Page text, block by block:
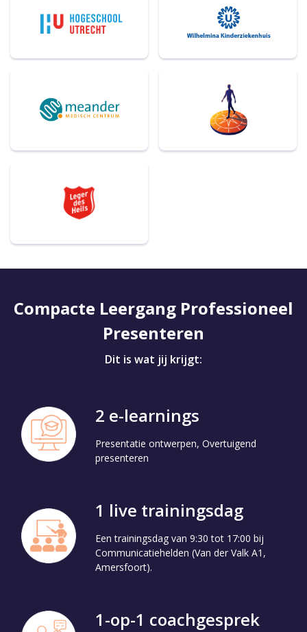
Compacte Leergang Professioneel
Presenteren
Dit is wat jij krijgt:
2 e-learnings
Presentatie ontwerpen, Overtuigend
presenteren
1 live trainingsdag
Een trainingsdag van 9:30 tot 17:00 bij
Communicatiehelden (Van der Valk A1,
Amersfoort).
1-op-1 coachgesprek